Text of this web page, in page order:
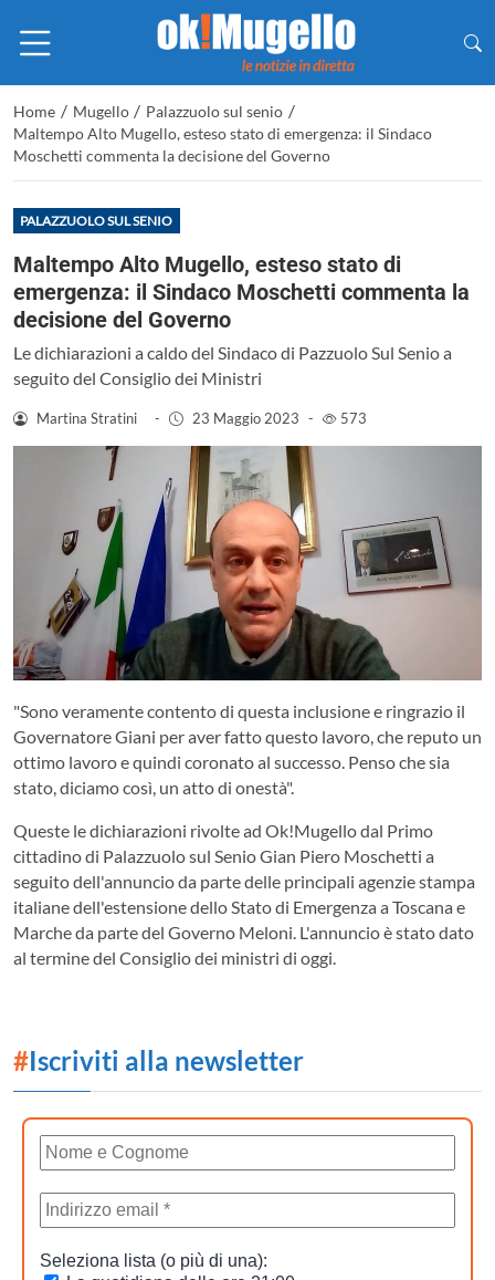
Home / Mugello / Palazzuolo sul senio /
Maltempo Alto Mugello, esteso stato di emergenza: il Sindaco
Moschetti commenta la decisione del Governo
PALAZZUOLO SUL SENIO
Maltempo Alto Mugello, esteso stato di
emergenza: il Sindaco Moschetti commenta la
decisione del Governo
Le dichiarazioni a caldo del Sindaco di Pazzuolo Sul Senio a
seguito del Consiglio dei Ministri
Martina Stratini - 23 Maggio 2023 - 573
"Sono veramente contento di questa inclusione e ringrazio il
Governatore Giani per aver fatto questo lavoro, che reputo un
ottimo lavoro e quindi coronato al successo. Penso che sia
stato, diciamo così, un atto di onestà".
Queste le dichiarazioni rivolte ad Ok!Mugello dal Primo
cittadino di Palazzuolo sul Senio Gian Piero Moschetti a
seguito dell'annuncio da parte delle principali agenzie stampa
italiane dell'estensione dello Stato di Emergenza a Toscana e
Marche da parte del Governo Meloni. L'annuncio è stato dato
al termine del Consiglio dei ministri di oggi.
#Iscriviti alla newsletter